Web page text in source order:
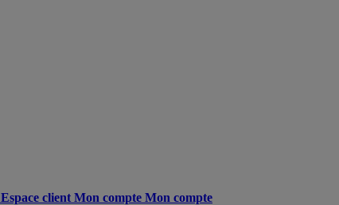
Espace client Mon compte Mon compte